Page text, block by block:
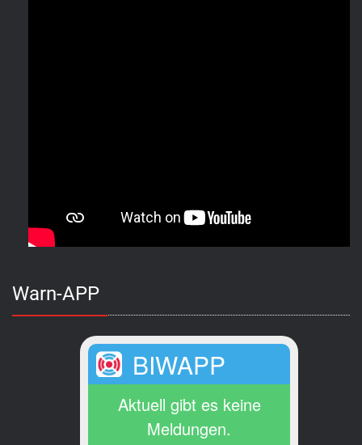
Warn-APP
BIWAPP
Aktuell gibt es keine
Meldungen.